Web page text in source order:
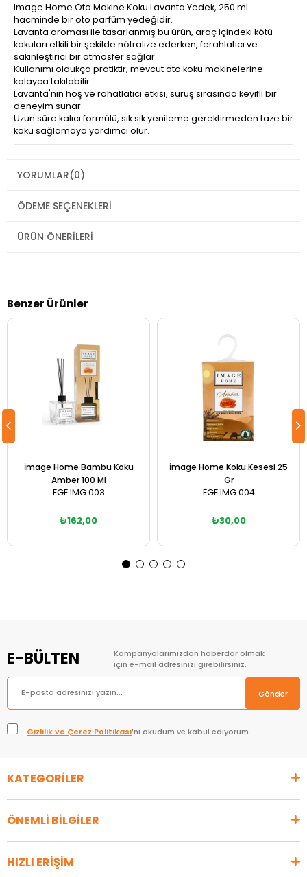
Image Home Oto Makine Koku Lavanta Yedek, 250 ml
hacminde bir oto parfüm yedeğidir.
Lavanta aroması ile tasarlanmış bu ürün, araç içindeki kötü
kokuları etkili bir şekilde nötralize ederken, ferahlatıcı ve
sakinleştirici bir atmosfer sağlar.
Kullanımı oldukça pratiktir; mevcut oto koku makinelerine
kolayca takılabilir.
Lavanta'nın hoş ve rahatlatıcı etkisi, sürüş sırasında keyifli bir
deneyim sunar.
Uzun süre kalıcı formülü, sık sık yenileme gerektirmeden taze bir
koku sağlamaya yardımcı olur.
YORUMLAR(0)
ÖDEME SEÇENEKLERI
ÜRÜN ÖNERILERI
Benzer Ürünler
İmage Home Bambu Koku
Amber 100 Ml
EGE.IMG.003
₺162,00
İmage Home Koku Kesesi 25
Gr
EGE.IMG.004
₺30,00
E-BÜLTEN
Kampanyalarımızdan haberdar olmak
için e-mail adresinizi girebilirsiniz.
Gönder
Gizlilik ve Çerez Politikası’nı okudum ve kabul ediyorum.
KATEGORİLER
ÖNEMLİ BİLGİLER
HIZLI ERİŞİM